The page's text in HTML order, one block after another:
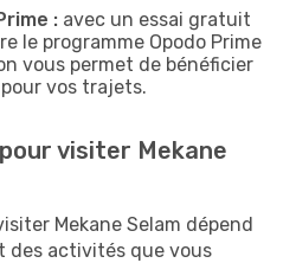
: avec un essai gratuit
le programme Opodo Prime
vous permet de bénéficier
vos trajets.
visiter Mekane
Mekane Selam dépend
des activités que vous